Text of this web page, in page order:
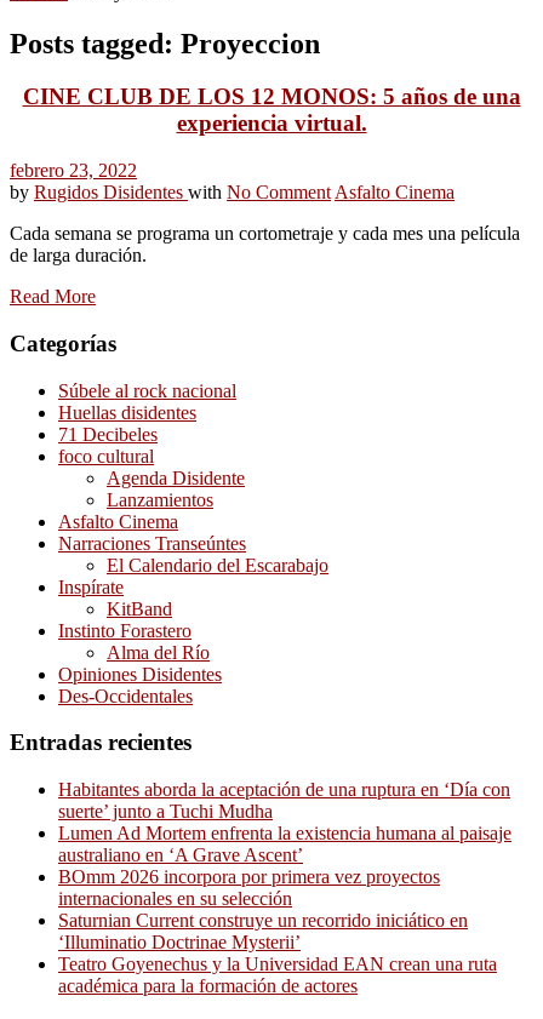
Posts tagged: Proyeccion
CINE CLUB DE LOS 12 MONOS: 5 años de una
experiencia virtual.
febrero 23, 2022
by Rugidos Disidentes with No Comment Asfalto Cinema
Cada semana se programa un cortometraje y cada mes una película
de larga duración.
Read More
Categorías
Súbele al rock nacional
Huellas disidentes
71 Decibeles
foco cultural
Agenda Disidente
Lanzamientos
Asfalto Cinema
Narraciones Transeúntes
El Calendario del Escarabajo
Inspírate
KitBand
Instinto Forastero
Alma del Río
Opiniones Disidentes
Des-Occidentales
Entradas recientes
Habitantes aborda la aceptación de una ruptura en ‘Día con
suerte’ junto a Tuchi Mudha
Lumen Ad Mortem enfrenta la existencia humana al paisaje
australiano en ‘A Grave Ascent’
BOmm 2026 incorpora por primera vez proyectos
internacionales en su selección
Saturnian Current construye un recorrido iniciático en
‘Illuminatio Doctrinae Mysterii’
Teatro Goyenechus y la Universidad EAN crean una ruta
académica para la formación de actores